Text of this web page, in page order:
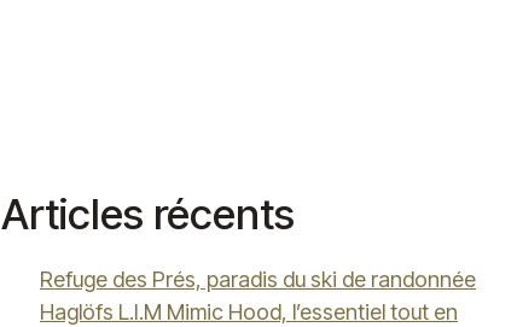
Articles récents
Refuge des Prés, paradis du ski de randonnée
Haglöfs L.I.M Mimic Hood, l’essentiel tout en